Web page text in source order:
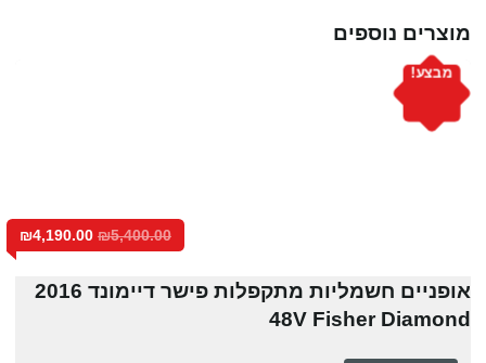
מוצרים נוספים
מבצע!
₪5,400.00
₪4,190.00
אופניים חשמליות מתקפלות פישר דיימונד 2016
48V Fisher Diamond